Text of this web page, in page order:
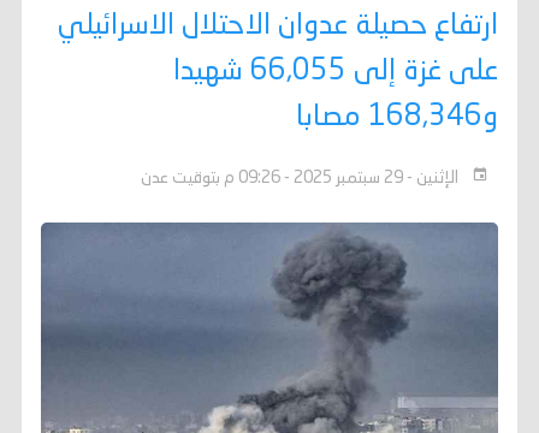
ارتفاع حصيلة عدوان الاحتلال الاسرائيلي
على غزة إلى 66,055 شهيدا
و168,346 مصابا
الإثنين - 29 سبتمبر 2025 - 09:26 م بتوقيت عدن